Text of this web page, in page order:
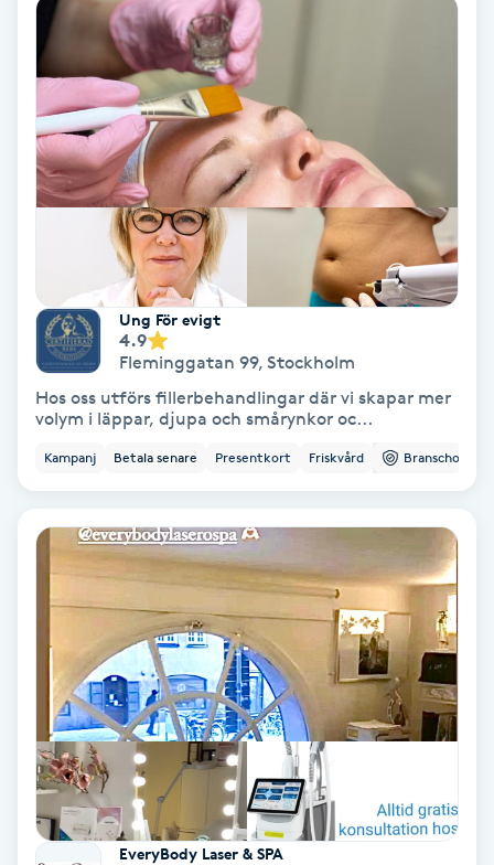
Ansiktsbehandling djuprengörande
Babylights
Balayage
Bambumassage
Barber
Barnklippning
BIAB
Bottenfärg
Brynformning
Brynfärgning
Brynplockning
Bröllopsuppsättning
Ung För evigt
4.9
Fleminggatan 99, Stockholm
Hos oss utförs fillerbehandlingar där vi skapar mer
volym i läppar, djupa och smårynkor oc...
Kampanj Betala senare Presentkort Friskvård Branschorg.
EveryBody Laser & SPA